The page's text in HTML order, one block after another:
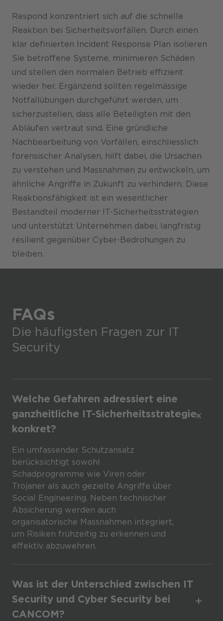
Respond konzentriert sich auf die schnelle
Reaktion bei Sicherheitsvorfällen. Durch einen
klar definierten Incident Response Plan isolieren
Sie betroffene Systeme, minimieren Schäden
und stellen den normalen Betrieb effizient
wieder her. Ergänzend sollten regelmässige
Notfallübungen durchgeführt werden, um
sicherzustellen, dass alle Beteiligten mit den
Abläufen vertraut sind. Eine gründliche
Nachbearbeitung von Vorfällen, einschliesslich
forensischer Analysen, hilft dabei, die Ursachen
zu verstehen und Massnahmen zu entwickeln, um
ähnliche Angriffe in Zukunft zu verhindern. Diese
Reaktionsfähigkeit ist ein wesentlicher
Bestandteil moderner IT-Sicherheitsstrategien
und unterstützt Unternehmen dabei, langfristig
resilient gegenüber Cyber-Bedrohungen zu
bleiben.
FAQs
Die häufigsten Fragen zur IT
Security
Welche Gefahren adressiert eine
ganzheitliche IT-Sicherheitsstrategie
konkret?
Ein umfassender Schutzansatz
berücksichtigt sowohl
Schadprogramme wie Viren oder
Trojaner als auch gezielte Angriffe über
Social Engineering. Neben technischer
Absicherung werden auch
organisatorische Massnahmen integriert,
um Risiken frühzeitig zu erkennen und
effektiv abzuwehren.
Was ist der Unterschied zwischen IT
Security und Cyber Security bei
CANCOM?